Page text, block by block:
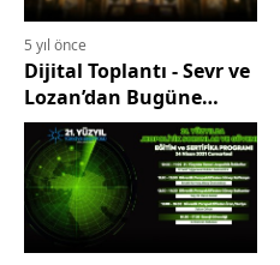
5 yıl önce
Dijital Toplantı - Sevr ve
Lozan’dan Bugüne
Patrikhane Meselesi